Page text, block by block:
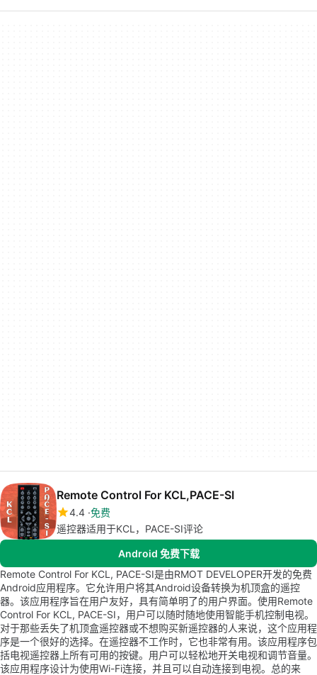
Remote Control For KCL,PACE-SI
4.4 免费
遥控器适用于KCL，PACE-SI评论
Android 免费下载
Remote Control For KCL, PACE-SI是由RMOT DEVELOPER开发的免费
Android应用程序。它允许用户将其Android设备转换为机顶盒的遥控
器。该应用程序旨在用户友好，具有简单明了的用户界面。使用Remote
Control For KCL, PACE-SI，用户可以随时随地使用智能手机控制电视。
对于那些丢失了机顶盒遥控器或不想购买新遥控器的人来说，这个应用程
序是一个很好的选择。在遥控器不工作时，它也非常有用。该应用程序包
括电视遥控器上所有可用的按键。用户可以轻松地开关电视和调节音量。
该应用程序设计为使用Wi-Fi连接，并且可以自动连接到电视。总的来